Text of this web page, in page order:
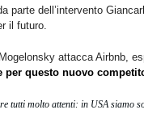
parte dell’intervento
il futuro.
attacca Airbnb,
per questo nuovo
tutti molto attenti: in USA siamo